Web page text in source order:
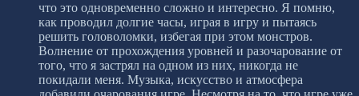
что это одновременно сложно и интересно. Я помню,
как проводил долгие часы, играя в игру и пытаясь
решить головоломки, избегая при этом монстров.
Волнение от прохождения уровней и разочарование от
того, что я застрял на одном из них, никогда не
покидали меня. Музыка, искусство и атмосфера